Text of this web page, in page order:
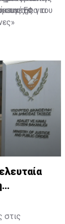
της
συνέχεια του
της ΕΦ για
στις